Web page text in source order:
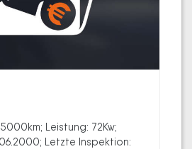
Leistung: 72Kw;
Letzte Inspektion: